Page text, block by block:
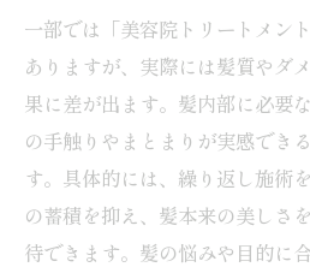
比較
髪質改善トリートメ
どう変わるか
美容院トリートメン
徴を解説
髪の悩みに合った美
選び方
一部では「美容院トリートメン
ありますが、実際には髪質やダ
果に差が出ます。髪内部に必要
の手触りやまとまりが実感でき
す。具体的には、繰り返し施術
の蓄積を抑え、髪本来の美しさ
待できます。髪の悩みや目的に